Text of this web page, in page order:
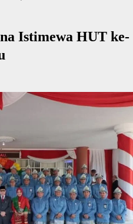
Istimewa HUT ke-